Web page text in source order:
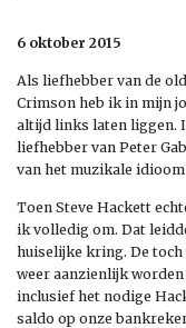
6 oktober 2015
Als liefhebber van de
Crimson heb ik in mijn
altijd links laten liggen.
liefhebber van Peter
van het muzikale idioom
Toen Steve Hackett
ik volledig om. Dat
huiselijke kring. De
weer aanzienlijk
inclusief het nodige
saldo op onze